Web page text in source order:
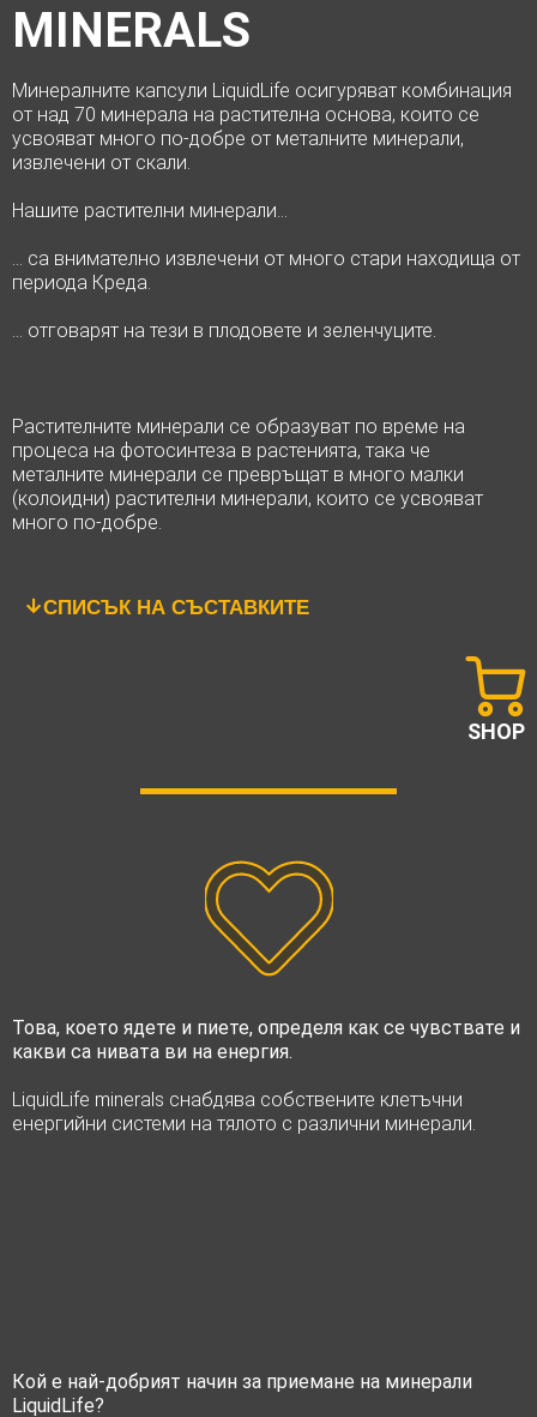
MINERALS
Минералните капсули LiquidLife осигуряват комбинация
от над 70 минерала на растителна основа, които се
усвояват много по-добре от металните минерали,
извлечени от скали.
Нашите растителни минерали…
… са внимателно извлечени от много стари находища от
периода Креда.
… отговарят на тези в плодовете и зеленчуците.
Растителните минерали се образуват по време на
процеса на фотосинтеза в растенията, така че
металните минерали се превръщат в много малки
(колоидни) растителни минерали, които се усвояват
много по-добре.
СПИСЪК НА СЪСТАВКИТЕ
SHOP
Това, което ядете и пиете, определя как се чувствате и
какви са нивата ви на енергия.
LiquidLife minerals снабдява собствените клетъчни
енергийни системи на тялото с различни минерали.
Кой е най-добрият начин за приемане на минерали
LiquidLife?